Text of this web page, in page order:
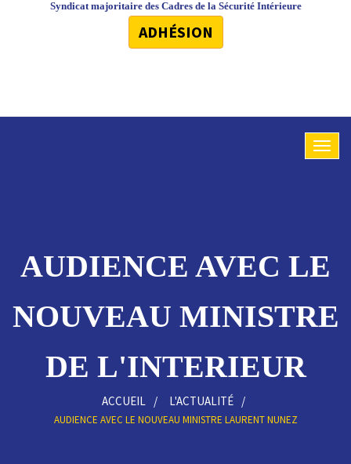
Syndicat majoritaire des Cadres de la Sécurité Intérieure
ADHÉSION
AUDIENCE AVEC LE
NOUVEAU MINISTRE
DE L'INTERIEUR
ACCUEIL L'ACTUALITÉ
AUDIENCE AVEC LE NOUVEAU MINISTRE LAURENT NUNEZ